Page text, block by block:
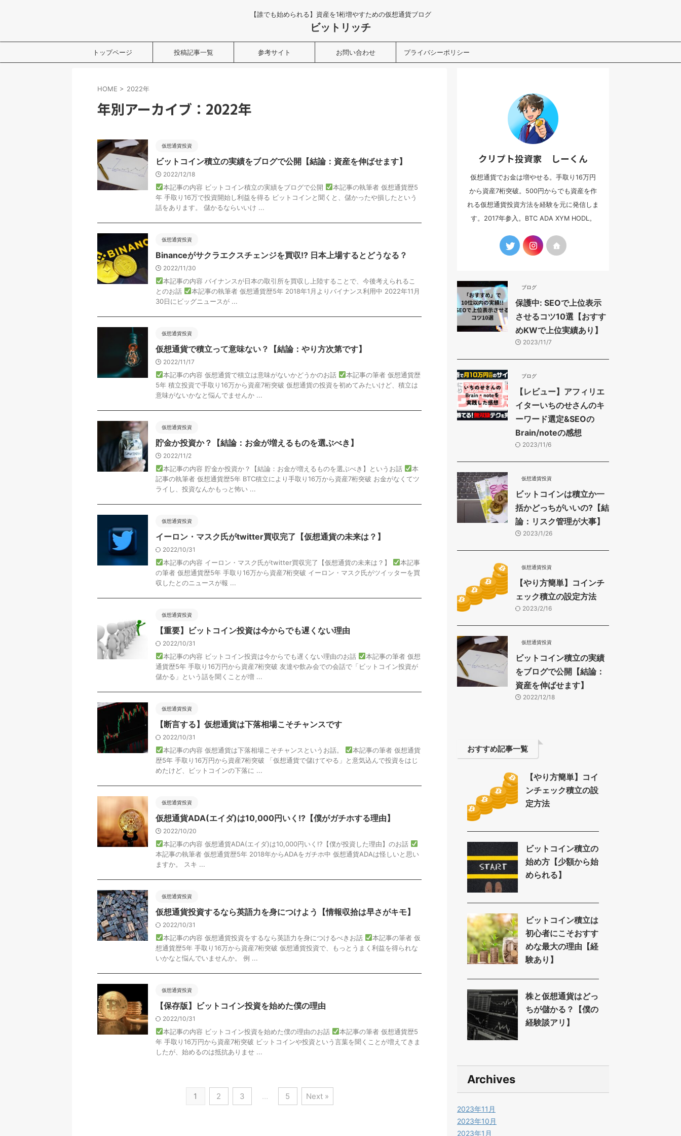
【誰でも始められる】資産を1桁増やすための仮想通貨ブログ
ビットリッチ
トップページ 投稿記事一覧 参考サイト お問い合わせ プライバシーポリシー
HOME > 2022年
年別アーカイブ：2022年
仮想通貨投資
ビットコイン積立の実績をブログで公開【結論：資産を伸ばせます】
2022/12/18
本記事の内容 ビットコイン積立の実績をブログで公開
本記事の執筆者 仮想通貨歴5
年 手取り16万で投資開始し利益を得る ビットコインと聞くと、儲かったや損したという
話をあります。 儲かるならいいけ ...
仮想通貨投資
Binanceがサクラエクスチェンジを買収!? 日本上場するとどうなる？
2022/11/30
本記事の内容 バイナンスが日本の取引所を買収し上陸することで、今後考えられるこ
とのお話
本記事の執筆者 仮想通貨歴5年 2018年1月よりバイナンス利用中 2022年11月
30日にビッグニュースが ...
仮想通貨投資
仮想通貨で積立って意味ない？【結論：やり方次第です】
2022/11/17
本記事の内容 仮想通貨で積立は意味がないかどうかのお話
本記事の筆者 仮想通貨歴
5年 積立投資で手取り16万から資産7桁突破 仮想通貨の投資を初めてみたいけど、積立は
意味がないかなと悩んでませんか ...
仮想通貨投資
貯金か投資か？【結論：お金が増えるものを選ぶべき】
2022/11/2
本記事の内容 貯金か投資か？【結論：お金が増えるものを選ぶべき】というお話
本
記事の執筆者 仮想通貨歴5年 BTC積立により手取り16万から資産7桁突破 お金がなくてツ
ライし、投資なんかもっと怖い ...
仮想通貨投資
イーロン・マスク氏がtwitter買収完了【仮想通貨の未来は？】
2022/10/31
本記事の内容 イーロン・マスク氏がtwitter買収完了【仮想通貨の未来は？】
本記事
の筆者 仮想通貨歴5年 手取り16万から資産7桁突破 イーロン・マスク氏がツイッターを買
収したとのニュースが報 ...
仮想通貨投資
【重要】ビットコイン投資は今からでも遅くない理由
2022/10/31
本記事の内容 ビットコイン投資は今からでも遅くない理由のお話
本記事の筆者 仮想
通貨歴5年 手取り16万円から資産7桁突破 友達や飲み会での会話で「ビットコイン投資が
儲かる」という話を聞くことが増 ...
仮想通貨投資
【断言する】仮想通貨は下落相場こそチャンスです
2022/10/31
本記事の内容 仮想通貨は下落相場こそチャンスというお話。
本記事の筆者 仮想通貨
歴5年 手取り16万円から資産7桁突破 「仮想通貨で儲けてやる」と意気込んで投資をはじ
めたけど、ビットコインの下落に ...
仮想通貨投資
仮想通貨ADA(エイダ)は10,000円いく!?【僕がガチホする理由】
2022/10/20
本記事の内容 仮想通貨ADA(エイダ)は10,000円いく!?【僕が投資した理由】のお話
本記事の執筆者 仮想通貨歴5年 2018年からADAをガチホ中 仮想通貨ADAは怪しいと思い
ますか。 スキ ...
仮想通貨投資
仮想通貨投資するなら英語力を身につけよう【情報収拾は早さがキモ】
2022/10/31
本記事の内容 仮想通貨投資をするなら英語力を身につけるべきお話
本記事の筆者 仮
想通貨歴5年 手取り16万から資産7桁突破 仮想通貨投資で、もっとうまく利益を得られな
いかなと悩んでいませんか。 例 ...
仮想通貨投資
【保存版】ビットコイン投資を始めた僕の理由
2022/10/31
本記事の内容 ビットコイン投資を始めた僕の理由のお話
本記事の筆者 仮想通貨歴5
年 手取り16万円から資産7桁突破 ビットコインや投資という言葉を聞くことが増えてきま
したが、始めるのは抵抗ありませ ...
1 2 3 … 5 Next »
クリプト投資家 しーくん
仮想通貨でお金は増やせる。手取り16万円
から資産7桁突破。500円からでも資産を作
れる仮想通貨投資方法を経験を元に発信しま
す。2017年参入。BTC ADA XYM HODL。
ブログ
保護中: SEOで上位表示
させるコツ10選【おすす
めKWで上位実績あり】
2023/11/7
ブログ
【レビュー】アフィリエ
イターいちのせさんのキ
ーワード選定&SEOの
Brain/noteの感想
2023/11/6
仮想通貨投資
ビットコインは積立か一
括かどっちがいいの?【結
論：リスク管理が大事】
2023/1/26
仮想通貨投資
【やり方簡単】コインチ
ェック積立の設定方法
2023/2/16
仮想通貨投資
ビットコイン積立の実績
をブログで公開【結論：
資産を伸ばせます】
2022/12/18
おすすめ記事一覧
【やり方簡単】コイ
ンチェック積立の設
定方法
ビットコイン積立の
始め方【少額から始
められる】
ビットコイン積立は
初心者にこそおすす
めな最大の理由【経
験あり】
株と仮想通貨はどっ
ちが儲かる？【僕の
経験談アリ】
Archives
2023年11月
2023年10月
2023年1月